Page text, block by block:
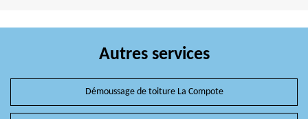
Autres services
Démoussage de toiture La Compote